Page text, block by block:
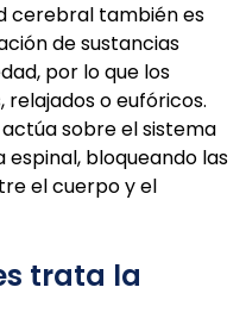
cerebral también es
de sustancias
por lo que los
relajados o eufóricos.
sobre el sistema
bloqueando las
el cuerpo y el
trata la